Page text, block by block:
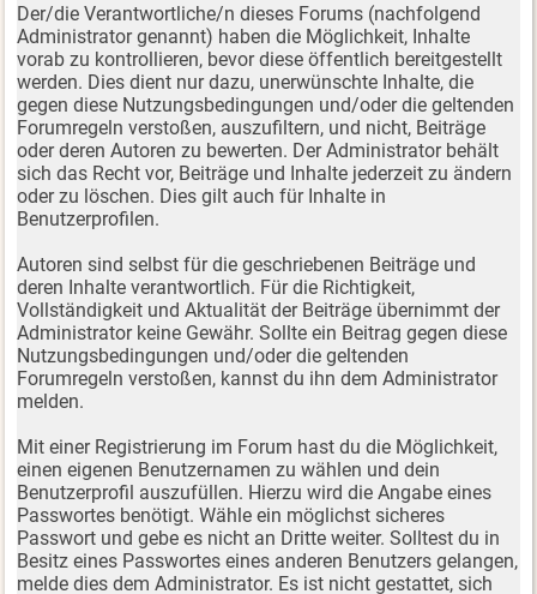
Der/die Verantwortliche/n dieses Forums (nachfolgend
Administrator genannt) haben die Möglichkeit, Inhalte
vorab zu kontrollieren, bevor diese öffentlich bereitgestellt
werden. Dies dient nur dazu, unerwünschte Inhalte, die
gegen diese Nutzungsbedingungen und/oder die geltenden
Forumregeln verstoßen, auszufiltern, und nicht, Beiträge
oder deren Autoren zu bewerten. Der Administrator behält
sich das Recht vor, Beiträge und Inhalte jederzeit zu ändern
oder zu löschen. Dies gilt auch für Inhalte in
Benutzerprofilen.
Autoren sind selbst für die geschriebenen Beiträge und
deren Inhalte verantwortlich. Für die Richtigkeit,
Vollständigkeit und Aktualität der Beiträge übernimmt der
Administrator keine Gewähr. Sollte ein Beitrag gegen diese
Nutzungsbedingungen und/oder die geltenden
Forumregeln verstoßen, kannst du ihn dem Administrator
melden.
Mit einer Registrierung im Forum hast du die Möglichkeit,
einen eigenen Benutzernamen zu wählen und dein
Benutzerprofil auszufüllen. Hierzu wird die Angabe eines
Passwortes benötigt. Wähle ein möglichst sicheres
Passwort und gebe es nicht an Dritte weiter. Solltest du in
Besitz eines Passwortes eines anderen Benutzers gelangen,
melde dies dem Administrator. Es ist nicht gestattet, sich